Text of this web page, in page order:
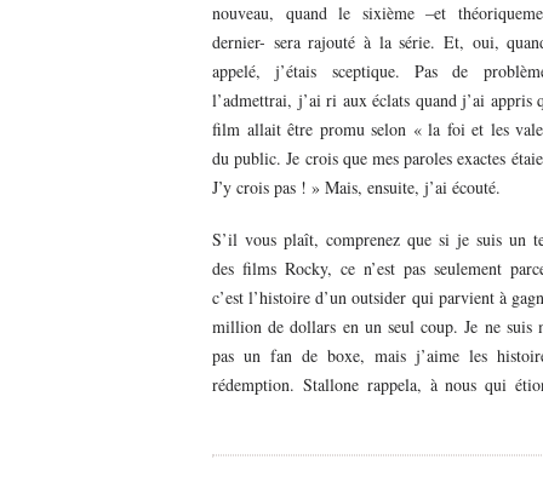
nouveau, quand le sixième –et
dernier- sera rajouté à la série. Et, oui,
appelé, j’étais sceptique. Pas de
l’admettrai, j’ai ri aux éclats quand j’ai appris
film allait être promu selon « la foi et les
du public. Je crois que mes paroles exactes
J’y crois pas ! » Mais, ensuite, j’ai écouté.
S’il vous plaît, comprenez que si je suis un
des films Rocky, ce n’est pas seulement
c’est l’histoire d’un outsider qui parvient à
million de dollars en un seul coup. Je ne suis
pas un fan de boxe, mais j’aime les
rédemption. Stallone rappela, à nous qui